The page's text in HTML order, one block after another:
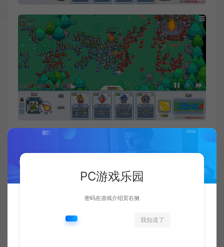
PC游戏乐园
密码在游戏介绍页右侧
我知道了